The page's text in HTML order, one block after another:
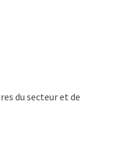
du secteur et de